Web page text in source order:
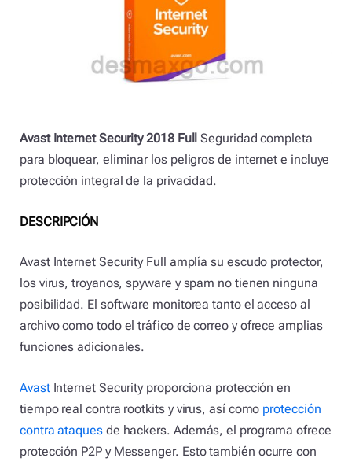
Avast Internet Security 2018 Full Seguridad completa
para bloquear, eliminar los peligros de internet e incluye
protección integral de la privacidad.
DESCRIPCIÓN
Avast Internet Security Full amplía su escudo protector,
los virus, troyanos, spyware y spam no tienen ninguna
posibilidad. El software monitorea tanto el acceso al
archivo como todo el tráfico de correo y ofrece amplias
funciones adicionales.
AvastInternet Security proporciona protección en
tiempo real contra rootkits y virus, así como protección
contra ataquesde hackers. Además, el programa ofrece
protección P2P y Messenger. Esto también ocurre con